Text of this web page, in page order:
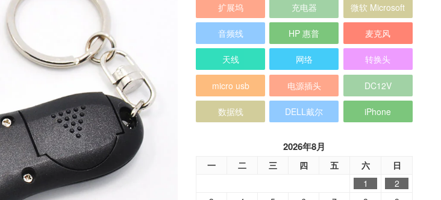
扩展坞 充电器 微软 Microsoft
音频线 HP 惠普 麦克风
天线 网络 转换头
micro usb 电源插头 DC12V
数据线 DELL戴尔 iPhone
2026年8月
一 二 三 四 五 六
日
1
2